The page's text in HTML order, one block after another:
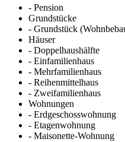
- Pension
Grundstücke
- Grundstück
Häuser
- Doppelhaushälfte
- Einfamilienhaus
- Mehrfamilienhaus
- Reihenmittelhaus
- Zweifamilienhaus
Wohnungen
- Erdgeschosswohnung
- Etagenwohnung
- Maisonette-Wohnung